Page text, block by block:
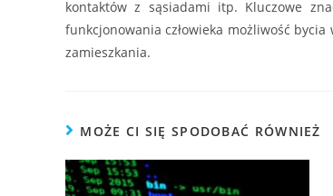
kontaktów z sąsiadami itp. Kluczowe
funkcjonowania człowieka możliwość
zamieszkania.
MOŻE CI SIĘ SPODOBAĆ RÓWNIEŻ